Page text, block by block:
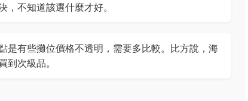
不知道該選什麼才好。
是有些攤位價格不透明，需要多比較。比方說，海
次級品。